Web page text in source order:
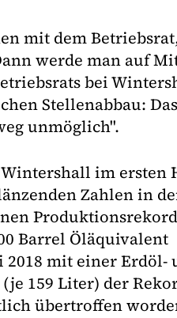
mit dem
werde man auf
bei
Stellenabbau:
unmöglich".
im ersten
Zahlen in
Barrel Öläquivalent
2018 mit einer Erdöl-
159 Liter) der
übertroffen